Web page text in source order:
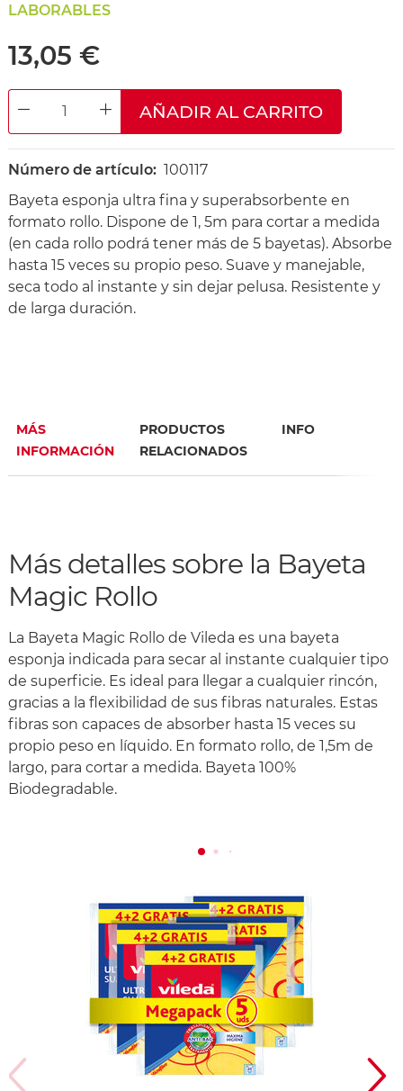
LABORABLES
13,05 €
DECREASE QUANTITYINCREASE QUANTITY
AÑADIR AL CARRITO
Número de artículo: 100117
Bayeta esponja ultra fina y superabsorbente en
formato rollo. Dispone de 1, 5m para cortar a medida
(en cada rollo podrá tener más de 5 bayetas). Absorbe
hasta 15 veces su propio peso. Suave y manejable,
seca todo al instante y sin dejar pelusa. Resistente y
de larga duración.
MÁS
INFORMACIÓN
PRODUCTOS
RELACIONADOS
INFO
Más detalles sobre la Bayeta
Magic Rollo
La Bayeta Magic Rollo de Vileda es una bayeta
esponja indicada para secar al instante cualquier tipo
de superficie. Es ideal para llegar a cualquier rincón,
gracias a la flexibilidad de sus fibras naturales. Estas
fibras son capaces de absorber hasta 15 veces su
propio peso en líquido. En formato rollo, de 1,5m de
largo, para cortar a medida. Bayeta 100%
Biodegradable.